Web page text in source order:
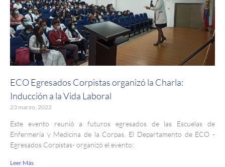
ECO Egresados Corpistas organizó la Charla:
Inducción a la Vida Laboral
23 marzo, 2022
Este evento reunió a futuros egresados de las Escuelas de
Enfermería y Medicina de la Corpas. El Departamento de ECO -
Egresados Corpistas- organizó el evento:
Leer Más